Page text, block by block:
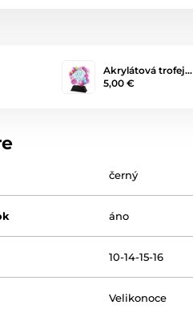
Akrylátová trofej…
5,00 €
černý
áno
10-14-15-16
Velikonoce